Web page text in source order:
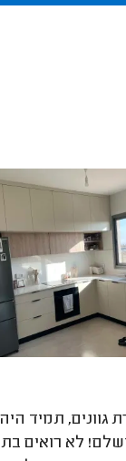
גוונים, תמיד
לא רואים